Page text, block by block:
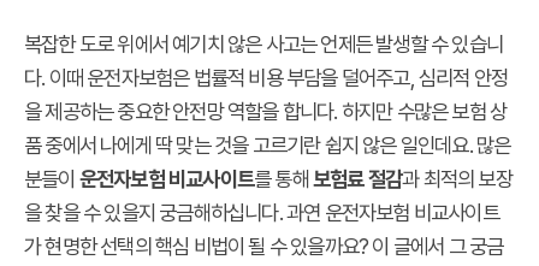
복잡한 도로 위에서 예기치 않은 사고는 언제든 발생할 수 있습니
다. 이때 운전자보험은 법률적 비용 부담을 덜어주고, 심리적 안정
을 제공하는 중요한 안전망 역할을 합니다. 하지만 수많은 보험 상
품 중에서 나에게 딱 맞는 것을 고르기란 쉽지 않은 일인데요. 많은
분들이 운전자보험 비교사이트를 통해보험료 절감과 최적의 보장
을 찾을 수 있을지 궁금해하십니다. 과연 운전자보험 비교사이트
가 현명한 선택의 핵심 비법이 될 수 있을까요? 이 글에서 그 궁금